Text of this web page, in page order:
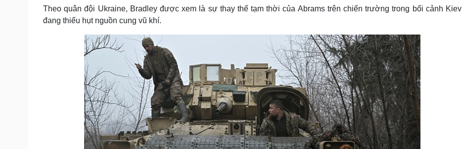
Theo quân đội Ukraine, Bradley được xem là sự thay thế tạm thời của Abrams trên chiến trường trong bối cảnh Kiev
đang thiếu hụt nguồn cung vũ khí.